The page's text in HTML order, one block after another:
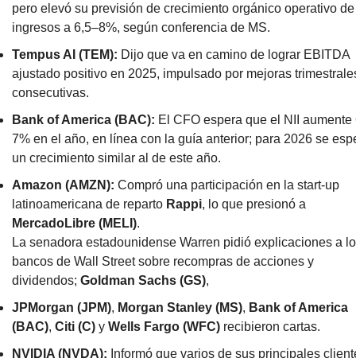
pero elevó su previsión de crecimiento orgánico operativo de
ingresos a 6,5–8%, según conferencia de MS.
Tempus AI (TEM): Dijo que va en camino de lograr EBITDA
ajustado positivo en 2025, impulsado por mejoras
consecutivas.
Bank of America (BAC): El CFO espera que el NII aumente
7% en el año, en línea con la guía anterior; para 2026 se
un crecimiento similar al de este año.
Amazon (AMZN): Compró una participación en la start-up
latinoamericana de reparto Rappi
MercadoLibre (MELI).
La senadora estadounidense Warren pidió explicaciones a
bancos de Wall Street sobre recompras de acciones y
dividendos; Goldman Sachs (GS),
JPMorgan (JPM), Morgan Stanley (MS), Bank of America
(BAC), Citi (C) y Wells Fargo (WFC) recibieron cartas.
NVIDIA (NVDA): Informó que varios de sus principales